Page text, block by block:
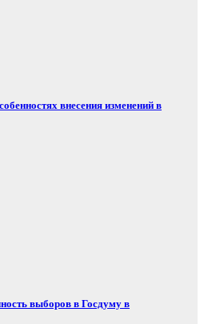
внесения изменений в
выборов в Госдуму в